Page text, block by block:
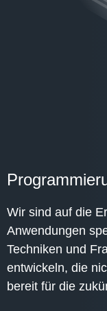
Wir sind auf die
Anwendungen
Techniken und
entwickeln, die
bereit für die